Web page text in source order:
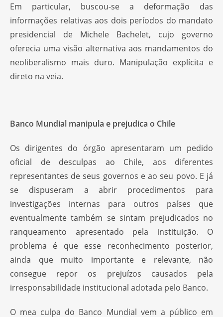
Em particular, buscou-se a deformação das
informações relativas aos dois períodos do mandato
presidencial de Michele Bachelet, cujo governo
oferecia uma visão alternativa aos mandamentos do
neoliberalismo mais duro. Manipulação explícita e
direto na veia.
Banco Mundial manipula e prejudica o Chile
Os dirigentes do órgão apresentaram um pedido
oficial de desculpas ao Chile, aos diferentes
representantes de seus governos e ao seu povo. E já
se dispuseram a abrir procedimentos para
investigações internas para outros países que
eventualmente também se sintam prejudicados no
ranqueamento apresentado pela instituição. O
problema é que esse reconhecimento posterior,
ainda que muito importante e relevante, não
consegue repor os prejuízos causados pela
irresponsabilidade institucional adotada pelo Banco.
O mea culpa do Banco Mundial vem a público em